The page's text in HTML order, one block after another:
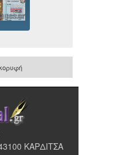
ΚΑΡΔΙΤΣΑ